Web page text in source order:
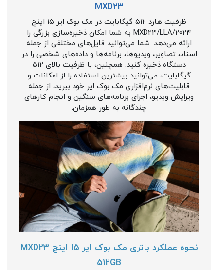
MXD23
ظرفیت هارد 512 گیگابایت در مک بوک ایر ۱5 اینچ
202۴/MXD23/LLA به شما امکان ذخیره‌سازی بزرگی را
ارائه می‌دهد. شما می‌توانید فایل‌های مختلفی از جمله
اسناد، تصاویر، ویدیوها، برنامه‌ها و داده‌های شخصی را در
دستگاه ذخیره کنید. همچنین، با ظرفیت بالای 512
گیگابایت، می‌توانید بیشترین استفاده را از امکانات و
قابلیت‌های نرم‌افزاری مک بوک ایر خود ببرید، از جمله
ویرایش ویدیو، اجرای برنامه‌های سنگین و انجام کارهای
چندگانه به طور همزمان.
نحوه عملکرد باتری مک بوک ایر 15 اینچ MXD23
512GB